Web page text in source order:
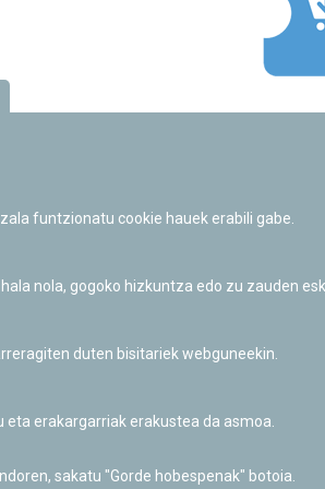
funtzionatu cookie hauek erabili gabe.
nola, gogoko hizkuntza edo zu zauden
duten bisitariek webguneekin.
erakargarriak erakustea da asmoa.
sakatu "Gorde hobespenak" botoia.